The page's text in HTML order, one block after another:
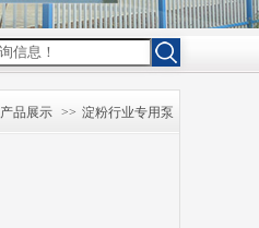
产品展示 >> 淀粉行业专用泵